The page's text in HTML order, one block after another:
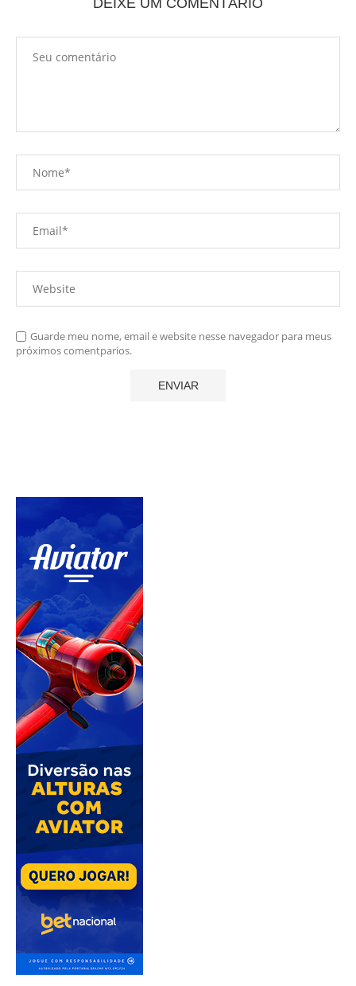
Guarde meu nome, email e website nesse navegador para meus
próximos comentparios.